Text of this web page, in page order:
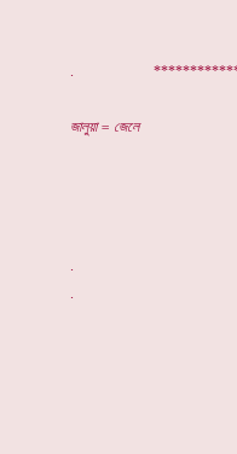
.
জালুয়া = জেলে